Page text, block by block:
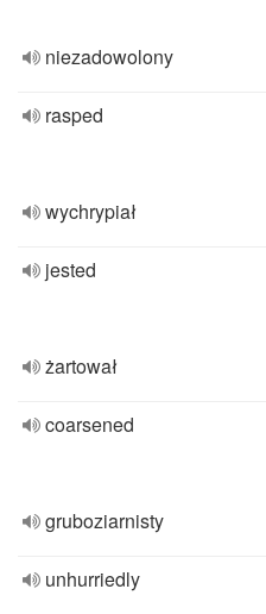
niezadowolony
rasped
wychrypiał
jested
żartował
coarsened
gruboziarnisty
unhurriedly